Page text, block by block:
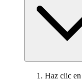
Haz clic